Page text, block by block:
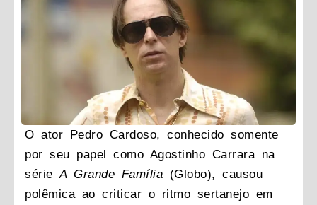
O ator Pedro Cardoso, conhecido somente
por seu papel como Agostinho Carrara na
sérieA Grande Família (Globo), causou
polêmica ao criticar o ritmo sertanejo em